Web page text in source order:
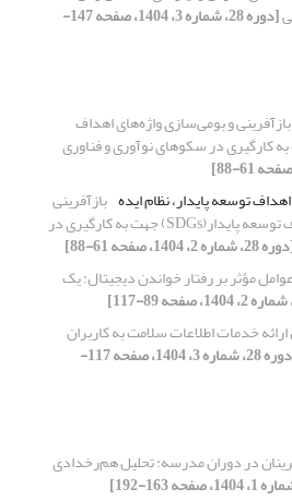
[دوره 28، شماره 3، 1404، صفحه 147-
بازآفرینی و بومی‏‌سازی واژه‎‌‏های اهداف
توسعه پایدار، نظام ایده­ بازآفرینی
و بومی‏‌سازی واژه‎‌‏های اهداف توسعه پایدار(SDGs) جهت به کارگیری در
شماره 2، 1404، صفحه 61-88]
مؤثر بر رفتار خواندن دیجیتال: یک
خدمات اطلاعات سلامت به کاربران
[دوره 28، شماره 3، 1404، صفحه 117-
در دوران مدرسه: تحلیل هم‌رخدادی